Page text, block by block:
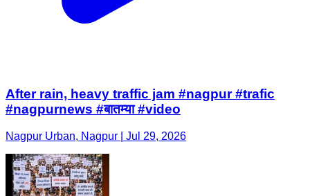
After rain, heavy traffic jam #nagpur #trafic
#nagpurnews #बातम्या #video
Nagpur Urban, Nagpur | Jul 29, 2026